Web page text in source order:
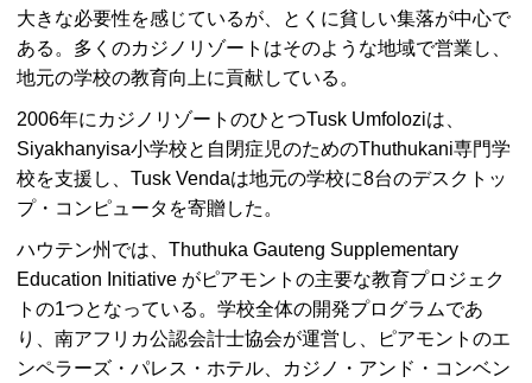
大きな必要性を感じているが、とくに貧しい集落が中心で
ある。多くのカジノリゾートはそのような地域で営業し、
地元の学校の教育向上に貢献している。
2006年にカジノリゾートのひとつTusk Umfoloziは、
Siyakhanyisa小学校と自閉症児のためのThuthukani専門学
校を支援し、Tusk Vendaは地元の学校に8台のデスクトッ
プ・コンピュータを寄贈した。
ハウテン州では、Thuthuka Gauteng Supplementary
Education Initiative がピアモントの主要な教育プロジェク
トの1つとなっている。学校全体の開発プログラムであ
り、南アフリカ公認会計士協会が運営し、ピアモントのエ
ンペラーズ・パレス・ホテル、カジノ・アンド・コンベン